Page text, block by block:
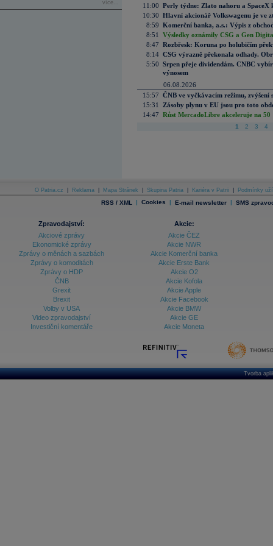
více...
11:00 Perly týdne: Zlato nahoru a SpaceX
10:30 Hlavní akcionář Volkswagenu je ve
8:59 Komerční banka, a.s.: Výpis z
8:51
Výsledky oznámily CSG a Gen
8:47 Rozbřesk: Koruna po holubičím
8:14 CSG výrazně překonala odhady.
5:50 Srpen přeje dividendám. CNBC
výnosem
06.08.2026
15:57 ČNB ve vyčkávacím režimu, zvýšení
15:31
Zásoby plynu v EU jsou pro toto
14:47 Růst MercadoLibre akceleruje na
1 2 3 4
O Patria.cz Reklama Mapa Stránek Skupina Patria Kariéra v Patrii Podmínky
RSS / XML | Cookies | E-mail newsletter | SMS
Zpravodajství:
Akciové zprávy
Ekonomické zprávy
Zprávy o měnách a sazbách
Zprávy o komoditách
Zprávy o HDP
ČNB
Grexit
Brexit
Volby v USA
Video zpravodajství
Investiční komentáře
Akcie:
Akcie ČEZ
Akcie NWR
Akcie Komerční banka
Akcie Erste Bank
Akcie O2
Akcie Kofola
Akcie Apple
Akcie Facebook
Akcie BMW
Akcie GE
Akcie Moneta
Tvorba